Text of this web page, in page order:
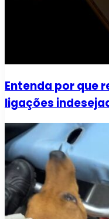
Entenda por que
ligações